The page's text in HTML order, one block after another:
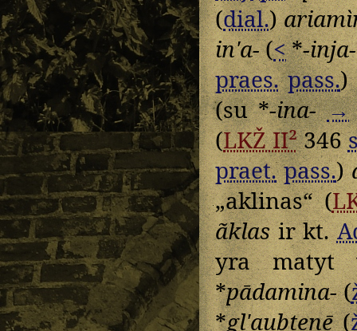
(dial.)
inʹa-(<*-inja-
praes. pass.)
(su *-ina- →
(LKŽ II²346
praet. pass.)
„aklinas“ (
ãklasir kt.
yra matyt
*pādamina-(
*glʹaubtenē(